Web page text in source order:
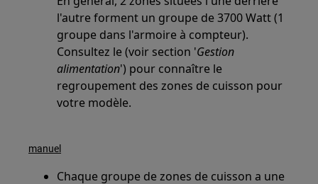
l'autre forment un groupe de 3700 Watt (1
groupe dans l'armoire à compteur).
Consultez le (voir section 'Gestion
alimentation') pour connaître le
regroupement des zones de cuisson pour
votre modèle.
manuel
Chaque groupe de zones de cuisson a une